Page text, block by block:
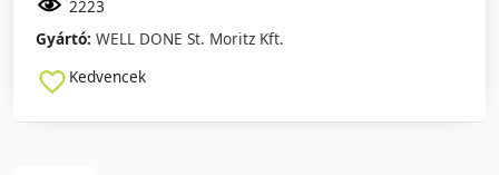
2223
Gyártó: WELL DONE St. Moritz Kft.
Kedvencek